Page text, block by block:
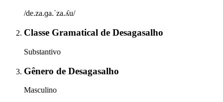
/de.za.ɡa.ˈza.ʎu/
Classe Gramatical de Desagasalho
Substantivo
Gênero de Desagasalho
Masculino